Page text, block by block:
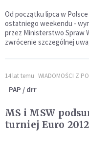
Od początku lipca w
ostatniego weekendu -
przez Ministerstwo Spraw
zwrócenie szczególnej
14 lat temu WIADOMOŚCI Z
PAP / drr
MS i MSW
turniej Euro 2012